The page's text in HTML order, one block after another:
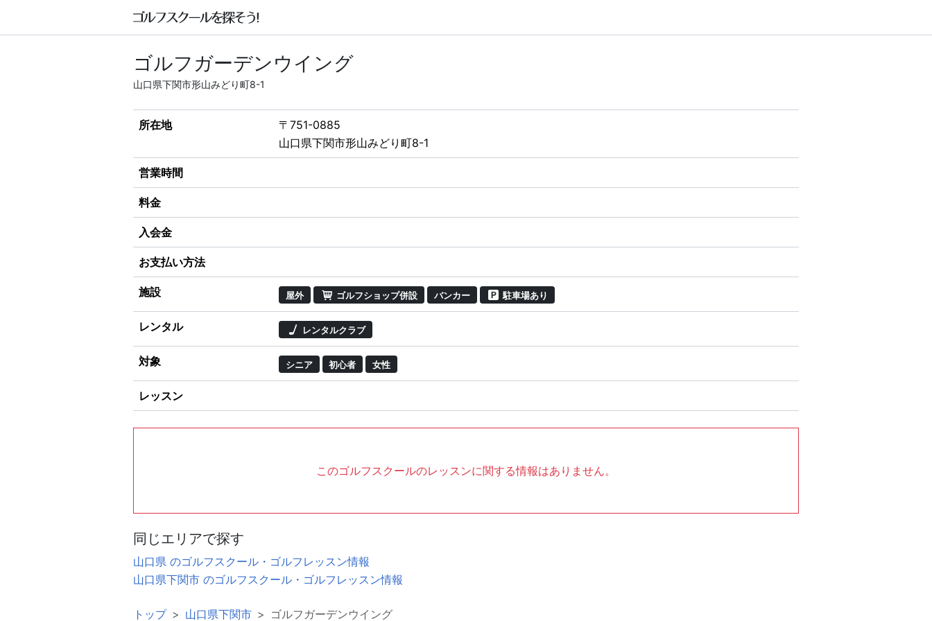
ゴルフガーデンウイング
山口県下関市形山みどり町8-1
所在地
〒751-0885
山口県下関市形山みどり町8-1
営業時間
料金
入会金
お支払い方法
施設 屋外 ゴルフショップ併設 バンカー 駐車場あり
レンタル レンタルクラブ
対象 シニア 初心者 女性
レッスン
このゴルフスクールのレッスンに関する情報はありません。
同じエリアで探す
山口県 のゴルフスクール・ゴルフレッスン情報
山口県下関市 のゴルフスクール・ゴルフレッスン情報
トップ 山口県下関市 ゴルフガーデンウイング